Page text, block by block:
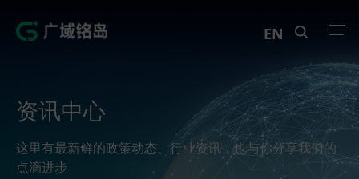
解决方案
案例中心
EN
资讯中心
这里有最新鲜的政策动态、行业资讯，也与你分享我们的
点滴进步